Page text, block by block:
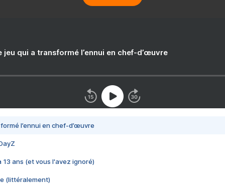
jeu qui a transformé l’ennui en chef-d’œuvre
l’ennui en chef-d’œuvre
13 ans (et vous l'avez ignoré)
(littéralement)